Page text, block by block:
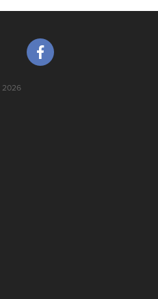
2026